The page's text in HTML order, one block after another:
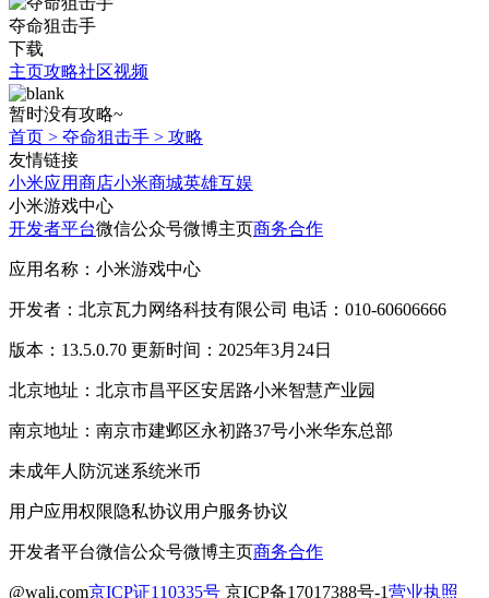
夺命狙击手
下载
主页攻略社区视频
暂时没有攻略~
首页 > 夺命狙击手 > 攻略
友情链接
小米应用商店小米商城英雄互娱
小米游戏中心
开发者平台微信公众号微博主页商务合作
应用名称：小米游戏中心
开发者：北京瓦力网络科技有限公司 电话：010-60606666
版本：13.5.0.70 更新时间：2025年3月24日
北京地址：北京市昌平区安居路小米智慧产业园
南京地址：南京市建邺区永初路37号小米华东总部
未成年人防沉迷系统米币
用户应用权限隐私协议用户服务协议
开发者平台微信公众号微博主页商务合作
@wali.com京ICP证110335号 京ICP备17017388号-1营业执照